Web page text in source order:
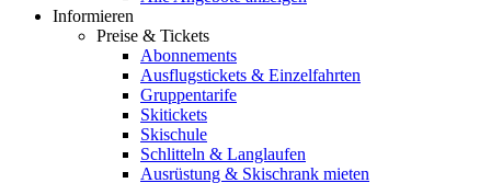
Informieren
Preise & Tickets
Abonnements
Ausflugstickets & Einzelfahrten
Gruppentarife
Skitickets
Skischule
Schlitteln & Langlaufen
Ausrüstung & Skischrank mieten